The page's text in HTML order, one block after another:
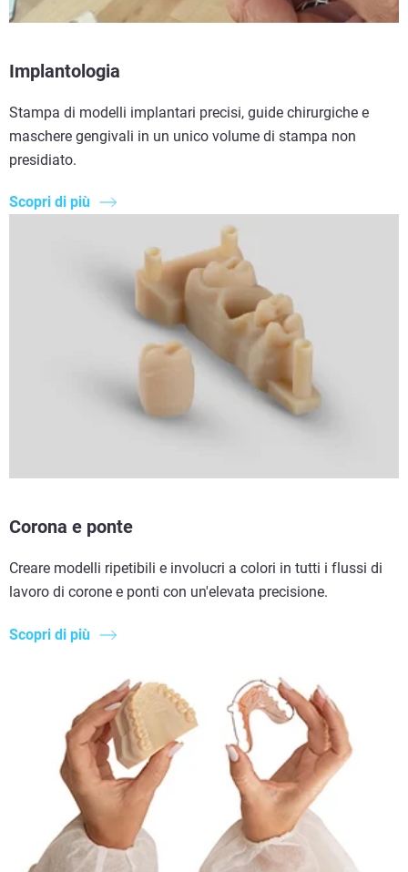
Implantologia
Stampa di modelli implantari precisi, guide chirurgiche e
maschere gengivali in un unico volume di stampa non
presidiato.
Scopri di più
Corona e ponte
Creare modelli ripetibili e involucri a colori in tutti i flussi di
lavoro di corone e ponti con un'elevata precisione.
Scopri di più